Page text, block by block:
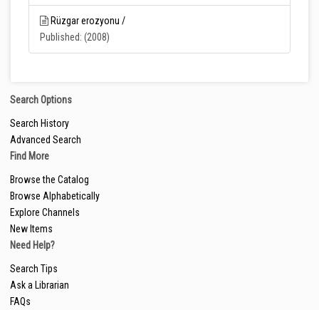
Rüzgar erozyonu /
Published: (2008)
Search Options
Search History
Advanced Search
Find More
Browse the Catalog
Browse Alphabetically
Explore Channels
New Items
Need Help?
Search Tips
Ask a Librarian
FAQs